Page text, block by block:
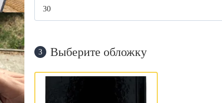
3 Выберите обложку